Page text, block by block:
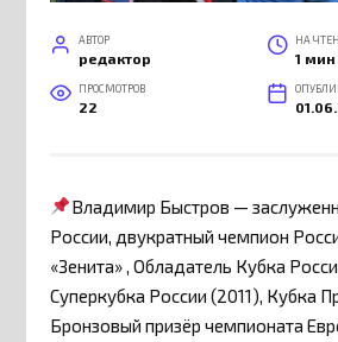
АВТОР
редактор
НА
1 мин
ПРОСМОТРОВ
22
Владимир Быстров —
России, двукратный чемпион
«Зенита» , Обладатель Кубка
Суперкубка России (2011), Кубка
Бронзовый призёр чемпионата